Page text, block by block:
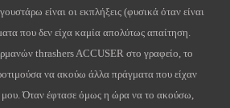
είναι οι εκπλήξεις (φυσικά όταν είναι
που δεν είχα καμία απολύτως απαίτηση.
thrashers ACCUSER στο γραφείο, το
να ακούω άλλα πράγματα που είχαν
μου. Όταν έφτασε όμως η ώρα να το ακούσω,